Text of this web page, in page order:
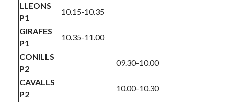
LLEONS
P1
10.15-10.35
GIRAFES
P1
10.35-11.00
CONILLS
P2
09.30-10.00
CAVALLS
P2
10.00-10.30